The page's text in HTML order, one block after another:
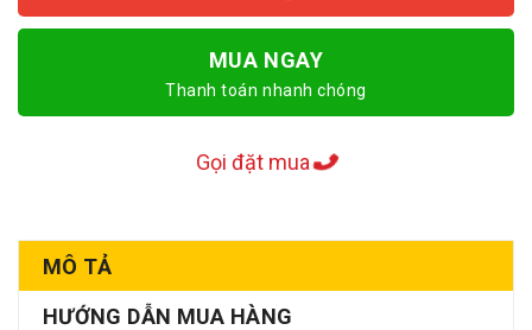
MUA NGAY
Thanh toán nhanh chóng
Gọi đặt mua
MÔ TẢ
HƯỚNG DẪN MUA HÀNG